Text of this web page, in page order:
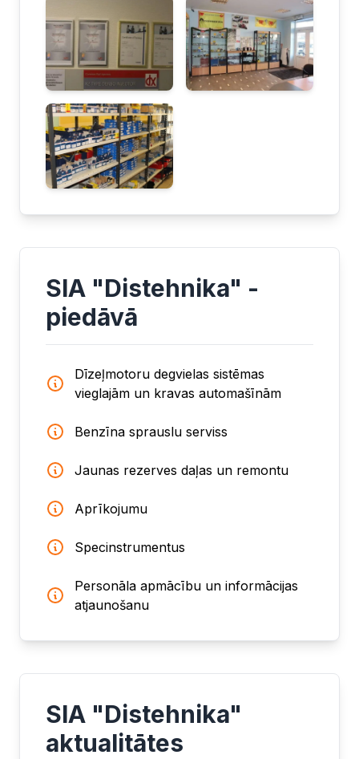
SIA "Distehnika" -
piedāvā
Dīzeļmotoru degvielas sistēmas
vieglajām un kravas automašīnām
Benzīna sprauslu serviss
Jaunas rezerves daļas un remontu
Aprīkojumu
Specinstrumentus
Personāla apmācību un informācijas
atjaunošanu
SIA "Distehnika"
aktualitātes